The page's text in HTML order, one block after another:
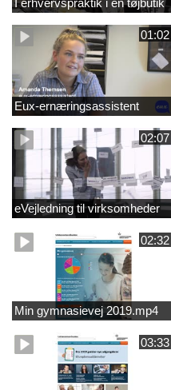
I erhvervspraktik i en tøjbutik
01:02
Eux-ernæringsassistent
02:07
eVejledning til virksomheder
02:32
Min gymnasievej 2019.mp4
03:33